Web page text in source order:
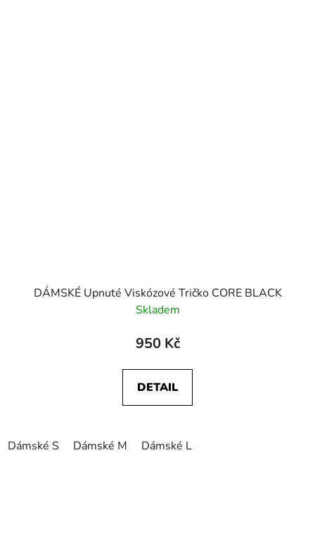
DÁMSKÉ Upnuté Viskózové Tričko CORE BLACK
Skladem
950 Kč
DETAIL
Dámské S Dámské M Dámské L